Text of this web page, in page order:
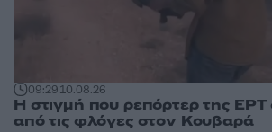
09:2910.08.26
Η στιγμή που ρεπόρτερ της
από τις φλόγες στον Κουβαρά